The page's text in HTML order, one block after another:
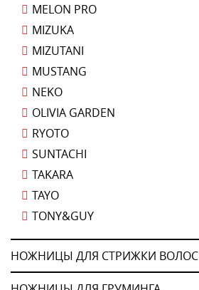
MELON PRO
MIZUKA
MIZUTANI
MUSTANG
NEKO
OLIVIA GARDEN
RYOTO
SUNTACHI
TAKARA
TAYO
TONY&GUY
НОЖНИЦЫ ДЛЯ СТРИЖКИ ВОЛОС